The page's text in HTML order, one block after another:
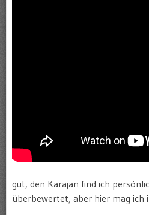
gut, den Karajan find ich
überbewertet, aber hier mag ich